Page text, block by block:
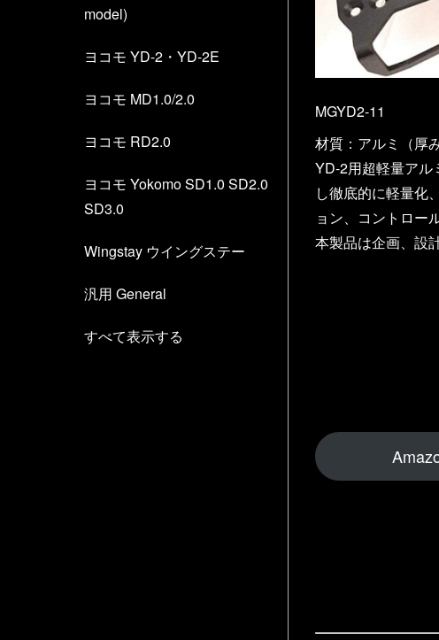
model)
ヨコモ YD-2・YD-2E
ヨコモ MD1.0/2.0
ヨコモ RD2.0
ヨコモ Yokomo SD1.0 SD2.0
SD3.0
Wingstay ウイングステー
汎用 General
すべて表示する
MGYD2-11
材質：アルミ（厚
YD-2用超軽量アル
し徹底的に軽量化
ョン、コントロー
本製品は企画、設